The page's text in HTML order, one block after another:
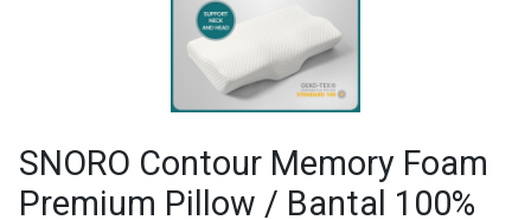
SNORO Contour Memory Foam
Premium Pillow / Bantal 100%